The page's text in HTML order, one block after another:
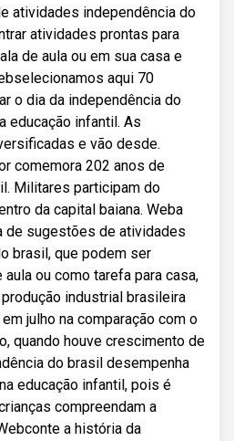
atividades independência do
atividades prontas para
de aula ou em sua casa e
aqui 70
o dia da independência do
educação infantil. As
e vão desde.
comemora 202 anos de
Militares participam do
da capital baiana. Weba
de sugestões de atividades
brasil, que podem ser
ou como tarefa para casa,
industrial brasileira
julho na comparação com o
quando houve crescimento de
do brasil desempenha
educação infantil, pois é
compreendam a
a história da